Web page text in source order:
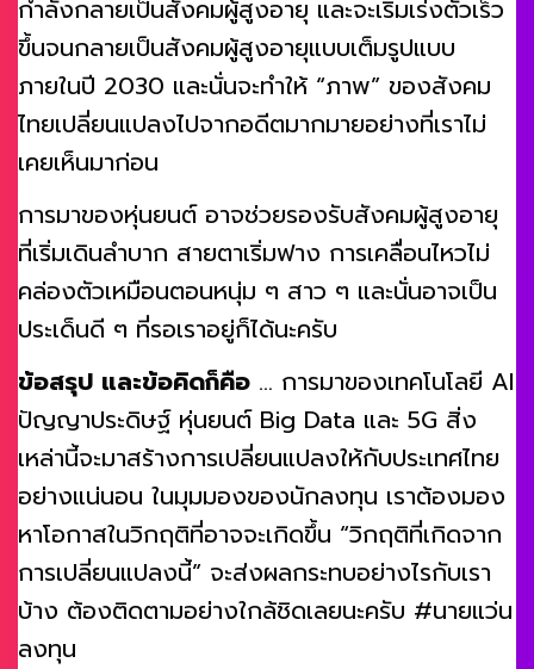
กำลังกลายเป็นสังคมผู้สูงอายุ และจะเริ่มเร่งตัวเร็ว
ขึ้นจนกลายเป็นสังคมผู้สูงอายุแบบเต็มรูปแบบ
ภายในปี 2030 และนั่นจะทำให้ “ภาพ” ของสังคม
ไทยเปลี่ยนแปลงไปจากอดีตมากมายอย่างที่เราไม่
เคยเห็นมาก่อน
การมาของหุ่นยนต์ อาจช่วยรองรับสังคมผู้สูงอายุ
ที่เริ่มเดินลำบาก สายตาเริ่มฟาง การเคลื่อนไหวไม่
คล่องตัวเหมือนตอนหนุ่ม ๆ สาว ๆ และนั่นอาจเป็น
ประเด็นดี ๆ ที่รอเราอยู่ก็ได้นะครับ
ข้อสรุป และข้อคิดก็คือ … การมาของเทคโนโลยี AI
ปัญญาประดิษฐ์ หุ่นยนต์ Big Data และ 5G สิ่ง
เหล่านี้จะมาสร้างการเปลี่ยนแปลงให้กับประเทศไทย
อย่างแน่นอน ในมุมมองของนักลงทุน เราต้องมอง
หาโอกาสในวิกฤติที่อาจจะเกิดขึ้น “วิกฤติที่เกิดจาก
การเปลี่ยนแปลงนี้” จะส่งผลกระทบอย่างไรกับเรา
บ้าง ต้องติดตามอย่างใกล้ชิดเลยนะครับ #นายแว่น
ลงทุน